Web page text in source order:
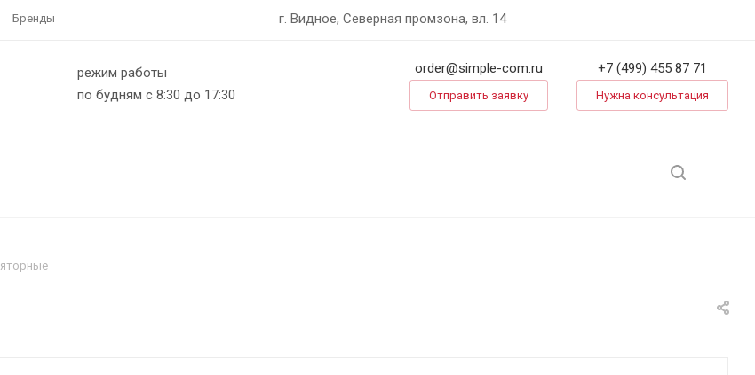
Бренды г. Видное, Северная промзона, вл. 14
режим работы
по будням с 8:30 до 17:30
order@simple-com.ru
Отправить заявку
+7 (499) 455 87 71
Нужна консультация